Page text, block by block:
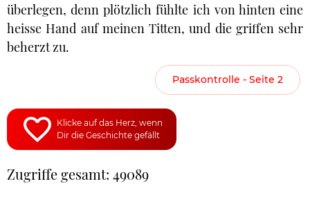
überlegen, denn plötzlich fühlte ich von hinten eine
heisse Hand auf meinen Titten, und die griffen sehr
beherzt zu.
Passkontrolle - Seite 2
Klicke auf das Herz, wenn
Dir die Geschichte gefällt
Zugriffe gesamt: 49089